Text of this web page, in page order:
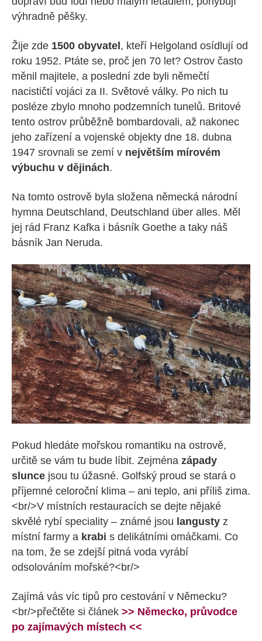
výhradně pěšky.
Žije zde 1500 obyvatel, kteří Helgoland osídlují od
roku 1952. Ptáte se, proč jen 70 let? Ostrov často
měnil majitele, a poslední zde byli němečtí
nacističtí vojáci za II. Světové války. Po nich tu
posléze zbylo mnoho podzemních tunelů. Britové
tento ostrov průběžně bombardovali, až nakonec
jeho zařízení a vojenské objekty dne 18. dubna
1947 srovnali se zemí v největším mírovém
výbuchu v dějinách.
Na tomto ostrově byla složena německá národní
hymna Deutschland, Deutschland über alles. Měl
jej rád Franz Kafka i básník Goethe a taky náš
básník Jan Neruda.
Pokud hledáte mořskou romantiku na ostrově,
určitě se vám tu bude líbit. Zejména západy
slunce jsou tu úžasné. Golfský proud se stará o
příjemné celoroční klima – ani teplo, ani příliš zima.
<br/>V místních restauracích se dejte nějaké
skvělé rybí speciality – známé jsou langusty z
místní farmy a krabi s delikátními omáčkami. Co
na tom, že se zdejší pitná voda vyrábí
odsolováním mořské?<br/>
Zajímá vás víc tipů pro cestování v Německu?
<br/>přečtěte si článek >> Německo, průvodce
po zajímavých místech <<